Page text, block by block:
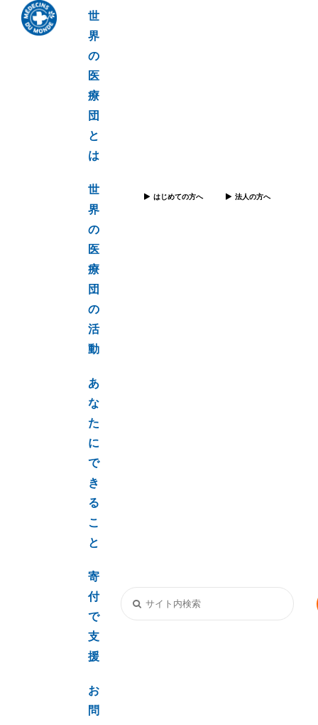
世
界
の
医
療
団
と
は
世
界
の
医
療
団
の
活
動
あ
な
た
に
で
き
る
こ
と
寄
付
で
支
援
お
問
はじめての方へ 法人の方へ